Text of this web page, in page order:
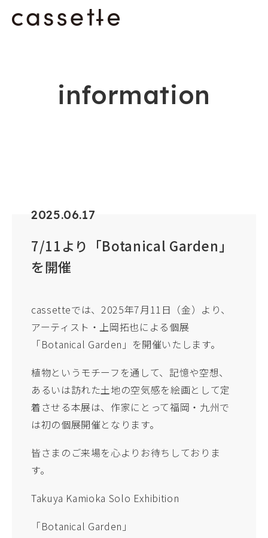
information
2025.06.17
7/11より「Botanical Garden」
を開催
cassetteでは、2025年7月11日（金）より、
アーティスト・上岡拓也による個展
「Botanical Garden」を開催いたします。
植物というモチーフを通して、記憶や空想、
あるいは訪れた土地の空気感を絵画として定
着させる本展は、作家にとって福岡・九州で
は初の個展開催となります。
皆さまのご来場を心よりお待ちしておりま
す。
Takuya Kamioka Solo Exhibition
「Botanical Garden」